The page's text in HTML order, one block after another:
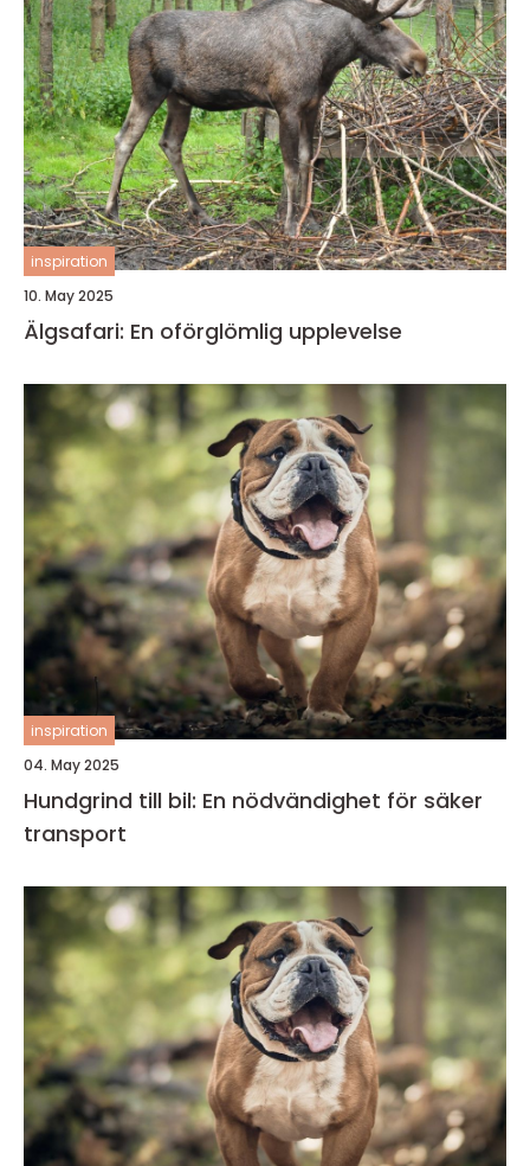
inspiration
10. May 2025
Älgsafari: En oförglömlig upplevelse
inspiration
04. May 2025
Hundgrind till bil: En nödvändighet för säker
transport